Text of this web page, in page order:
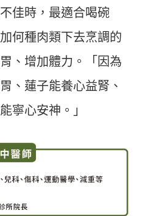
佳時，最適合喝碗
何種肉類下去烹調的
、增加體力。「因為
、蓮子能養心益腎、
寧心安神。」